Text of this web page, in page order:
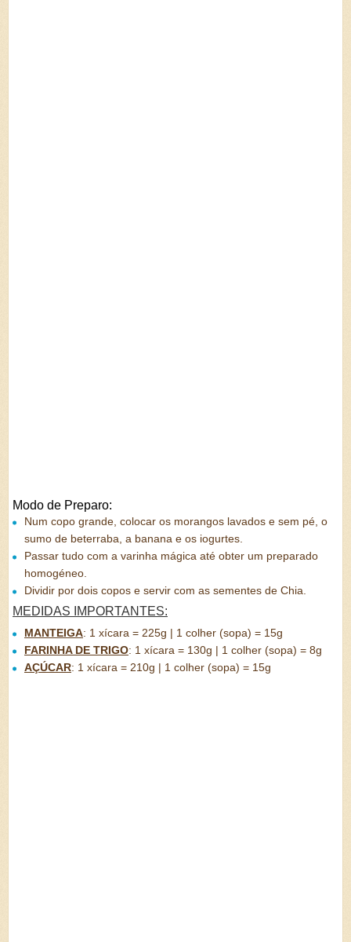
Modo de Preparo:
Num copo grande, colocar os morangos lavados e sem pé, o
sumo de beterraba, a banana e os iogurtes.
Passar tudo com a varinha mágica até obter um preparado
homogéneo.
Dividir por dois copos e servir com as sementes de Chia.
MEDIDAS IMPORTANTES:
MANTEIGA: 1 xícara = 225g | 1 colher (sopa) = 15g
FARINHA DE TRIGO: 1 xícara = 130g | 1 colher (sopa) = 8g
AÇÚCAR: 1 xícara = 210g | 1 colher (sopa) = 15g